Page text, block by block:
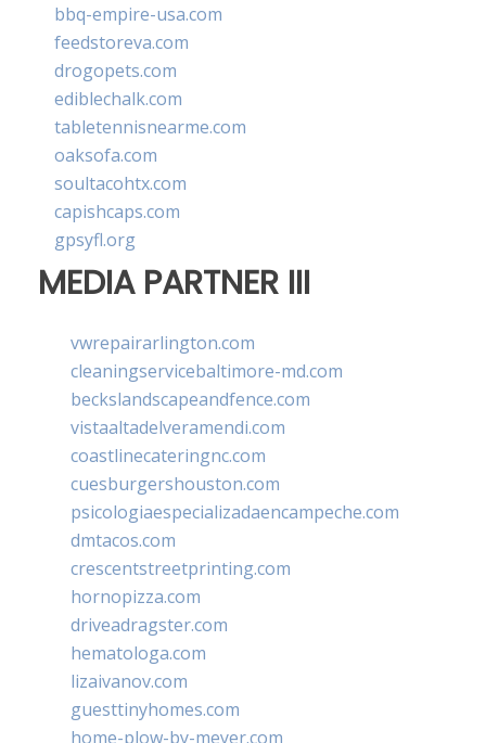
bbq-empire-usa.com
feedstoreva.com
drogopets.com
ediblechalk.com
tabletennisnearme.com
oaksofa.com
soultacohtx.com
capishcaps.com
gpsyfl.org
MEDIA PARTNER III
vwrepairarlington.com
cleaningservicebaltimore-md.com
beckslandscapeandfence.com
vistaaltadelveramendi.com
coastlinecateringnc.com
cuesburgershouston.com
psicologiaespecializadaencampeche.com
dmtacos.com
crescentstreetprinting.com
hornopizza.com
driveadragster.com
hematologa.com
lizaivanov.com
guesttinyhomes.com
home-plow-by-meyer.com